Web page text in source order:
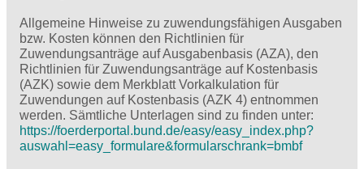
Allgemeine Hinweise zu zuwendungsfähigen Ausgaben
bzw. Kosten können den Richtlinien für
Zuwendungsanträge auf Ausgabenbasis (AZA), den
Richtlinien für Zuwendungsanträge auf Kostenbasis
(AZK) sowie dem Merkblatt Vorkalkulation für
Zuwendungen auf Kostenbasis (AZK 4) entnommen
werden. Sämtliche Unterlagen sind zu finden unter:
https://foerderportal.bund.de/easy/easy_index.php?
auswahl=easy_formulare&formularschrank=bmbf